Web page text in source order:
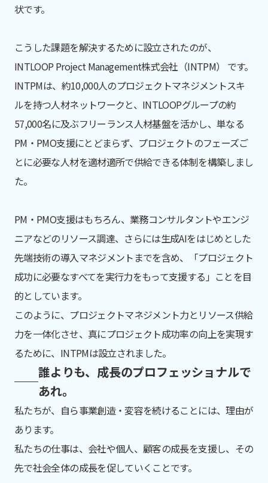
状です。
こうした課題を解決するために設立されたのが、
INTLOOP Project Management株式会社（INTPM） です。
INTPMは、約10,000人のプロジェクトマネジメントスキ
ルを持つ人材ネットワークと、INTLOOPグループの約
57,000名に及ぶフリーランス人材基盤を活かし、単なる
PM・PMO支援にとどまらず、プロジェクトのフェーズご
とに必要な人材を適材適所で供給できる体制を構築しまし
た。
PM・PMO支援はもちろん、業務コンサルタントやエンジ
ニアなどのリソース調達、さらには生成AIをはじめとした
先端技術の導入マネジメントまでを含め、「プロジェクト
成功に必要なすべてを実行力をもって支援する」ことを目
的としています。
このように、プロジェクトマネジメント力とリソース供給
力を一体化させ、真にプロジェクト成功率の向上を実現す
るために、INTPMは設立されました。
誰よりも、成長のプロフェッショナルで
あれ。
私たちが、自ら事業創造・変容を続けることには、理由が
あります。
私たちの仕事は、会社や個人、顧客の成長を支援し、その
先で社会全体の成長を促していくことです。